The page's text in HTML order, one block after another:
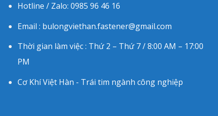
Hotline / Zalo: 0985 96 46 16
Email : bulongviethan.fastener@gmail.com
Thời gian làm việc : Thứ 2 – Thứ 7 / 8:00 AM – 17:00
PM
Cơ Khí Việt Hàn - Trái tim ngành công nghiệp